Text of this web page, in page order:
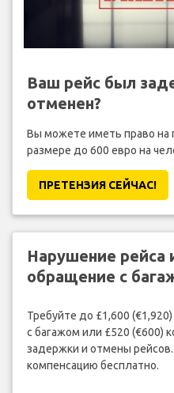
Ваш рейс был
отменен?
Вы можете иметь право на
размере до 600 евро на
ПРЕТЕНЗИЯ CЕЙЧАС!
Нарушение рейса
обращение с
Требуйте до £1,600
с багажом или £520 (€600)
задержки и отмены
компенсацию бесплатно.